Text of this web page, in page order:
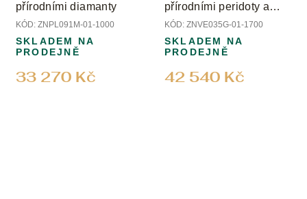
přírodními diamanty
KÓD: ZNPL091M-01-1000
33 270 Kč
SKLADEM NA
PRODEJNĚ
přírodními peridoty a
diamanty
KÓD: ZNVE035G-01-1700
42 540 Kč
SKLADEM NA
PRODEJNĚ